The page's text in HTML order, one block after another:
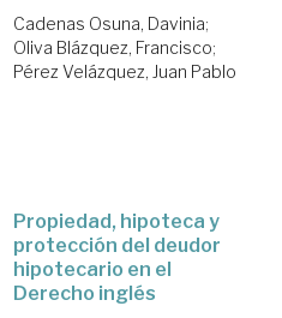
Cadenas Osuna, Davinia;
Oliva Blázquez, Francisco;
Pérez Velázquez, Juan Pablo
Propiedad, hipoteca y
protección del deudor
hipotecario en el
Derecho inglés